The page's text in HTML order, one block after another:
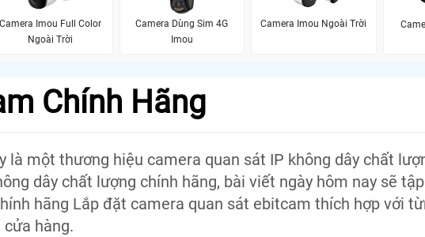
Camera Imou Full Color
Ngoài Trời
Camera Dùng Sim 4G
Imou
Camera Imou Ngoài Trời
Chính Hãng
là một thương hiệu camera quan sát IP không dây chất
dây chất lượng chính hãng, bài viết ngày hôm nay sẽ
hãng Lắp đặt camera quan sát ebitcam thích hợp với
cửa hàng.